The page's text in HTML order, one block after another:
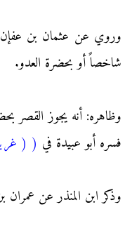
وروي عن عثمان بن
شاخصاً أو بحضرة العدو.
وظاهره: أنه يجوز القصر
فسره أبو عبيدة في (
(
وذكر ابن المنذر عن